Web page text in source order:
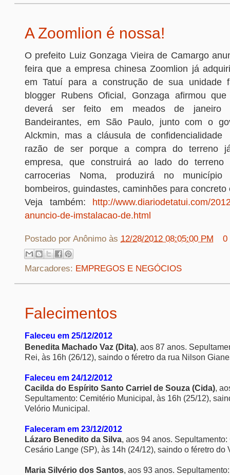
A Zoomlion é nossa!
O prefeito Luiz Gonzaga Vieira de Camargo
feira que a empresa chinesa Zoomlion já
em Tatuí para a construção de sua unidade
blogger Rubens Oficial, Gonzaga afirmou
deverá ser feito em meados de janeiro
Bandeirantes, em São Paulo, junto com o
Alckmin, mas a cláusula de
razão de ser porque a compra do terreno
empresa, que construirá ao lado do terreno
carrocerias Noma, produzirá no município
bombeiros, guindastes, caminhões para concreto
Veja também: http://www.diariodetatui.com/
anuncio-de-imstalacao-de.html
Postado por Anônimo às 12/28/2012 08:05:00 PM 0
Marcadores: EMPREGOS E NEGÓCIOS
Falecimentos
Faleceu em 25/12/2012
Benedita Machado Vaz (Dita), aos 87 anos.
Rei, às 16h (26/12), saindo o féretro da rua Nilson
Faleceu em 24/12/2012
Cacilda do Espírito Santo Carriel de Souza (Cida),
Sepultamento: Cemitério Municipal, às 16h (25/12),
Velório Municipal.
Faleceram em 23/12/2012
Lázaro Benedito da Silva, aos 94 anos.
Cesário Lange (SP), às 14h (24/12), saindo o féretro do
Maria Silvério dos Santos, aos 93 anos.